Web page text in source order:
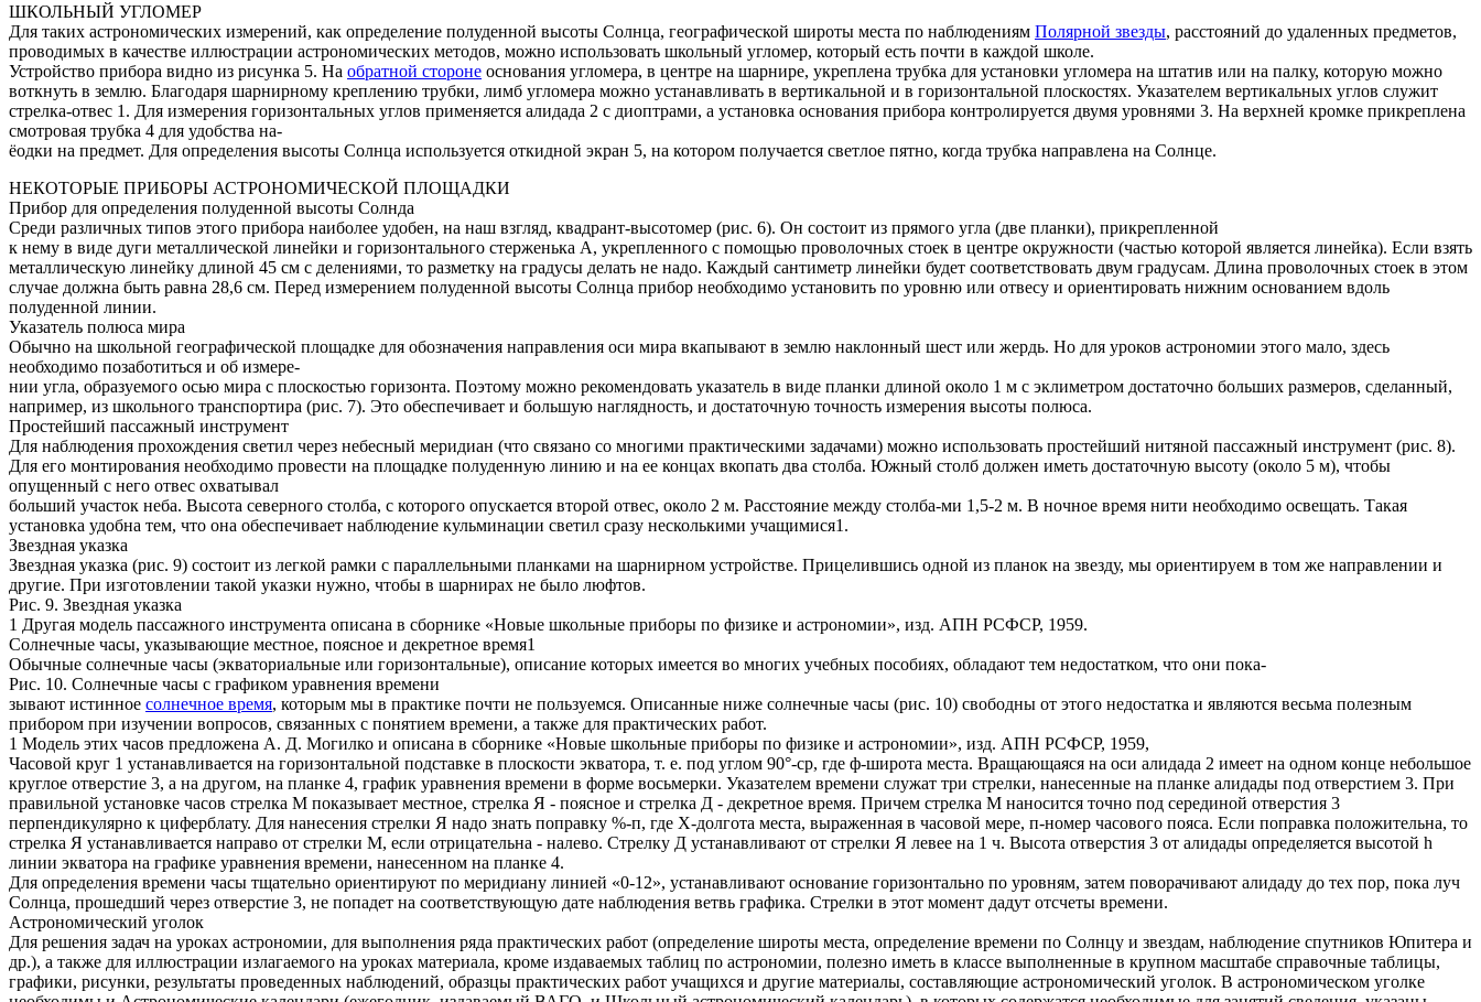
ШКОЛЬНЫЙ УГЛОМЕР
Для таких астрономических измерений, как определение полуденной высоты Солнца, географической широты места по наблюдениям Полярной звезды, расстояний до удаленных предметов,
проводимых в качестве иллюстрации астрономических методов, можно использовать школьный угломер, который есть почти в каждой школе.
Устройство прибора видно из рисунка 5. На обратной стороне основания угломера, в центре на шарнире, укреплена трубка для установки угломера на штатив или на палку, которую можно
воткнуть в землю. Благодаря шарнирному креплению трубки, лимб угломера можно устанавливать в вертикальной и в горизонтальной плоскостях. Указателем вертикальных углов служит
стрелка-отвес 1. Для измерения горизонтальных углов применяется алидада 2 с диоптрами, а установка основания прибора контролируется двумя уровнями 3. На верхней кромке прикреплена
смотровая трубка 4 для удобства на-
ёодки на предмет. Для определения высоты Солнца используется откидной экран 5, на котором получается светлое пятно, когда трубка направлена на Солнце.
НЕКОТОРЫЕ ПРИБОРЫ АСТРОНОМИЧЕСКОЙ ПЛОЩАДКИ
Прибор для определения полуденной высоты Солнда
Среди различных типов этого прибора наиболее удобен, на наш взгляд, квадрант-высотомер (рис. 6). Он состоит из прямого угла (две планки), прикрепленной
к нему в виде дуги металлической линейки и горизонтального стерженька А, укрепленного с помощью проволочных стоек в центре окружности (частью которой является линейка). Если взять
металлическую линейку длиной 45 см с делениями, то разметку на градусы делать не надо. Каждый сантиметр линейки будет соответствовать двум градусам. Длина проволочных стоек в этом
случае должна быть равна 28,6 см. Перед измерением полуденной высоты Солнца прибор необходимо установить по уровню или отвесу и ориентировать нижним основанием вдоль
полуденной линии.
Указатель полюса мира
Обычно на школьной географической площадке для обозначения направления оси мира вкапывают в землю наклонный шест или жердь. Но для уроков астрономии этого мало, здесь
необходимо позаботиться и об измере-
нии угла, образуемого осью мира с плоскостью горизонта. Поэтому можно рекомендовать указатель в виде планки длиной около 1 м с эклиметром достаточно больших размеров, сделанный,
например, из школьного транспортира (рис. 7). Это обеспечивает и большую наглядность, и достаточную точность измерения высоты полюса.
Простейший пассажный инструмент
Для наблюдения прохождения светил через небесный меридиан (что связано со многими практическими задачами) можно использовать простейший нитяной пассажный инструмент (рис. 8).
Для его монтирования необходимо провести на площадке полуденную линию и на ее концах вкопать два столба. Южный столб должен иметь достаточную высоту (около 5 м), чтобы
опущенный с него отвес охватывал
больший участок неба. Высота северного столба, с которого опускается второй отвес, около 2 м. Расстояние между столба-ми 1,5-2 м. В ночное время нити необходимо освещать. Такая
установка удобна тем, что она обеспечивает наблюдение кульминации светил сразу несколькими учащимися1.
Звездная указка
Звездная указка (рис. 9) состоит из легкой рамки с параллельными планками на шарнирном устройстве. Прицелившись одной из планок на звезду, мы ориентируем в том же направлении и
другие. При изготовлении такой указки нужно, чтобы в шарнирах не было люфтов.
Рис. 9. Звездная указка
1 Другая модель пассажного инструмента описана в сборнике «Новые школьные приборы по физике и астрономии», изд. АПН РСФСР, 1959.
Солнечные часы, указывающие местное, поясное и декретное время1
Обычные солнечные часы (экваториальные или горизонтальные), описание которых имеется во многих учебных пособиях, обладают тем недостатком, что они пока-
Рис. 10. Солнечные часы с графиком уравнения времени
зывают истинное солнечное время, которым мы в практике почти не пользуемся. Описанные ниже солнечные часы (рис. 10) свободны от этого недостатка и являются весьма полезным
прибором при изучении вопросов, связанных с понятием времени, а также для практических работ.
1 Модель этих часов предложена А. Д. Могилко и описана в сборнике «Новые школьные приборы по физике и астрономии», изд. АПН РСФСР, 1959,
Часовой круг 1 устанавливается на горизонтальной подставке в плоскости экватора, т. е. под углом 90°-ср, где ф-широта места. Вращающаяся на оси алидада 2 имеет на одном конце небольшое
круглое отверстие 3, а на другом, на планке 4, график уравнения времени в форме восьмерки. Указателем времени служат три стрелки, нанесенные на планке алидады под отверстием 3. При
правильной установке часов стрелка М показывает местное, стрелка Я - поясное и стрелка Д - декретное время. Причем стрелка М наносится точно под серединой отверстия 3
перпендикулярно к циферблату. Для нанесения стрелки Я надо знать поправку %-п, где X-долгота места, выраженная в часовой мере, п-номер часового пояса. Если поправка положительна, то
стрелка Я устанавливается направо от стрелки М, если отрицательна - налево. Стрелку Д устанавливают от стрелки Я левее на 1 ч. Высота отверстия 3 от алидады определяется высотой h
линии экватора на графике уравнения времени, нанесенном на планке 4.
Для определения времени часы тщательно ориентируют по меридиану линией «0-12», устанавливают основание горизонтально по уровням, затем поворачивают алидаду до тех пор, пока луч
Солнца, прошедший через отверстие 3, не попадет на соответствующую дате наблюдения ветвь графика. Стрелки в этот момент дадут отсчеты времени.
Астрономический уголок
Для решения задач на уроках астрономии, для выполнения ряда практических работ (определение широты места, определение времени по Солнцу и звездам, наблюдение спутников Юпитера и
др.), а также для иллюстрации излагаемого на уроках материала, кроме издаваемых таблиц по астрономии, полезно иметь в классе выполненные в крупном масштабе справочные таблицы,
графики, рисунки, результаты проведенных наблюдений, образцы практических работ учащихся и другие материалы, составляющие астрономический уголок. В астрономическом уголке